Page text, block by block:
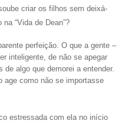
criar os filhos sem deixá-
“Vida de Dean”?
perfeição. O que a gente –
inteligente, de não se apegar
algo que demorei a entender.
age como não se importasse
estressada com ela no início